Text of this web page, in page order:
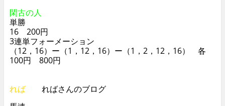
閑古の人
単勝
16 200円
3連単フォーメーション
（12，16）ー（1，12，16）ー（1，2，12，16） 各
100円 800円
れば
ればさんのブログ